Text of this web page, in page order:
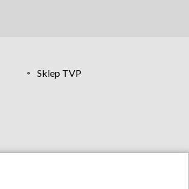
Sklep TVP